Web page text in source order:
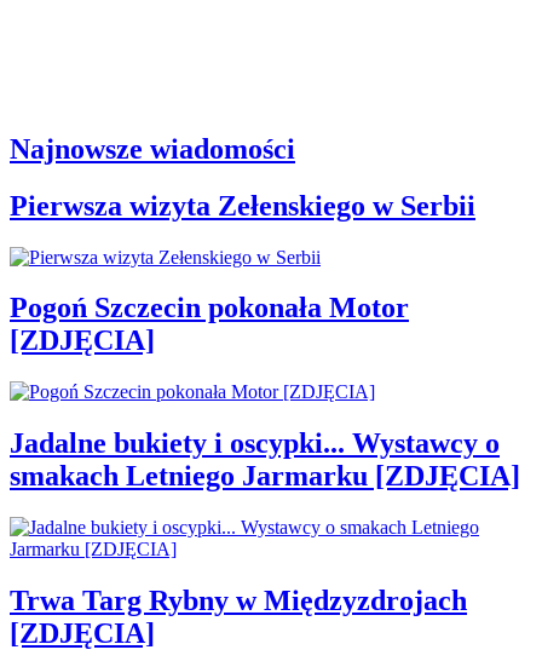
Najnowsze wiadomości
Pierwsza wizyta Zełenskiego w Serbii
Pogoń Szczecin pokonała Motor
[ZDJĘCIA]
Jadalne bukiety i oscypki... Wystawcy o
smakach Letniego Jarmarku [ZDJĘCIA]
Trwa Targ Rybny w Międzyzdrojach
[ZDJĘCIA]